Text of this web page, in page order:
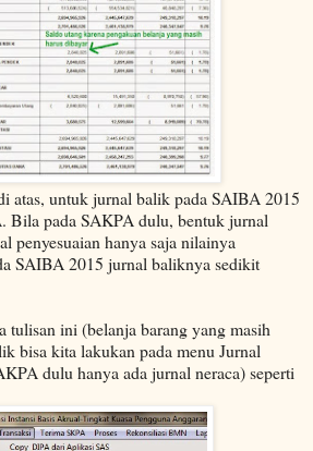
atas, untuk jurnal balik pada SAIBA 2015
Bila pada SAKPA dulu, bentuk jurnal
penyesuaian hanya saja nilainya
SAIBA 2015 jurnal baliknya sedikit
tulisan ini (belanja barang yang masih
bisa kita lakukan pada menu Jurnal
dulu hanya ada jurnal neraca) seperti